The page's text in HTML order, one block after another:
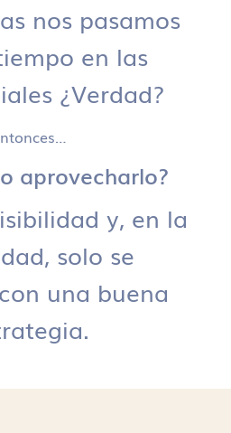
nos pasamos
en las
¿Verdad?
aprovecharlo?
y, en la
solo se
una buena